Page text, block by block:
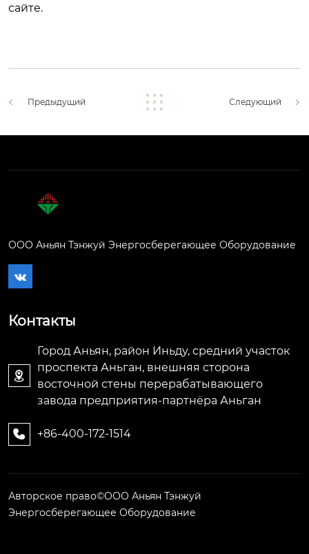
сайте.
Предыдущий Следующий
ООО Аньян Тэнжуй Энергосберегающее Оборудование

Контакты

Город Аньян, район Иньду, средний участок
проспекта Аньган, внешняя сторона
восточной стены перерабатывающего
завода предприятия-партнёра Аньган
 +86-400-172-1514
Авторское право©ООО Аньян Тэнжуй
Энергосберегающее Оборудование